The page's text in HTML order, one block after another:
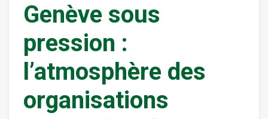
Genève sous
pression :
l’atmosphère des
organisations